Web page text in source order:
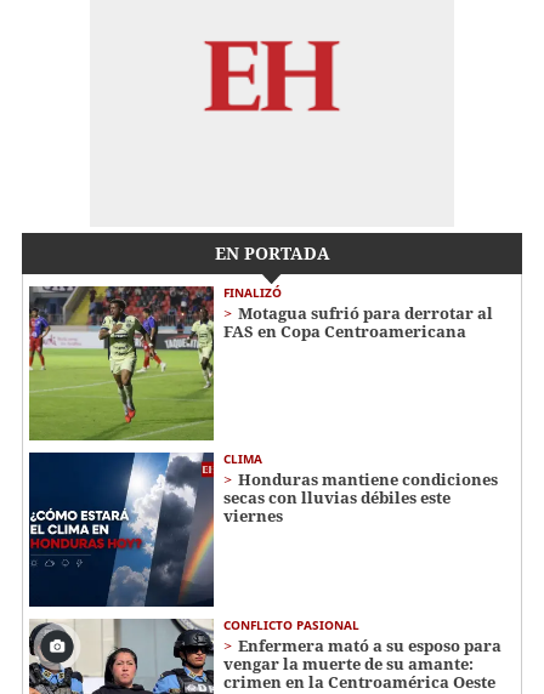
EN PORTADA
FINALIZÓ
Motagua sufrió para derrotar al
FAS en Copa Centroamericana
CLIMA
Honduras mantiene condiciones
secas con lluvias débiles este
viernes
CONFLICTO PASIONAL
Enfermera mató a su esposo para
vengar la muerte de su amante:
crimen en la Centroamérica Oeste